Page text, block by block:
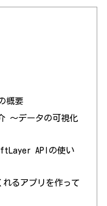
概要
〜データの可視化
APIの使い
るアプリを作って